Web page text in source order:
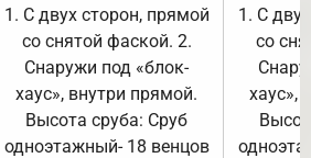
1. С двух сторон, прямой
со снятой фаской. 2.
Снаружи под «блок-
хаус», внутри прямой.
Высота сруба: Сруб
одноэтажный- 18 венцов
1. С
со
хаус»,